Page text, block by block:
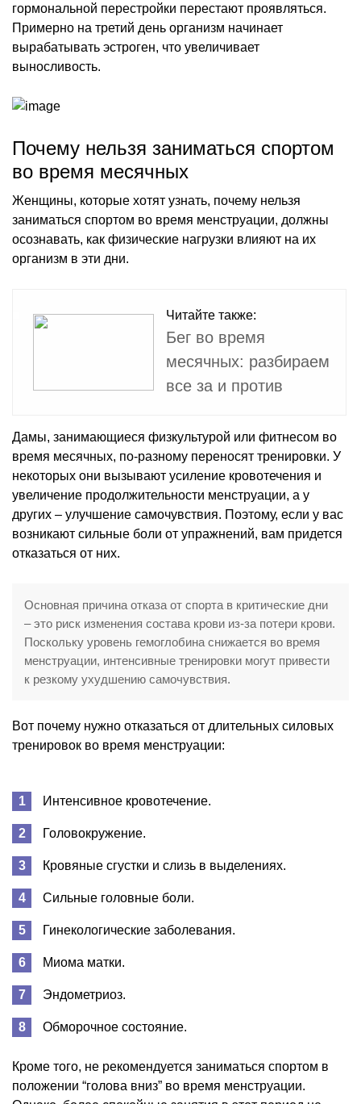
гормональной перестройки перестают проявляться.
Примерно на третий день организм начинает
вырабатывать эстроген, что увеличивает
выносливость.
Почему нельзя заниматься спортом
во время месячных
Женщины, которые хотят узнать, почему нельзя
заниматься спортом во время менструации, должны
осознавать, как физические нагрузки влияют на их
организм в эти дни.
Читайте также:
Бег во время
месячных: разбираем
все за и против
Дамы, занимающиеся физкультурой или фитнесом во
время месячных, по-разному переносят тренировки. У
некоторых они вызывают усиление кровотечения и
увеличение продолжительности менструации, а у
других – улучшение самочувствия. Поэтому, если у вас
возникают сильные боли от упражнений, вам придется
отказаться от них.
Основная причина отказа от спорта в критические дни
– это риск изменения состава крови из-за потери крови.
Поскольку уровень гемоглобина снижается во время
менструации, интенсивные тренировки могут привести
к резкому ухудшению самочувствия.
Вот почему нужно отказаться от длительных силовых
тренировок во время менструации:
Интенсивное кровотечение.
Головокружение.
Кровяные сгустки и слизь в выделениях.
Сильные головные боли.
Гинекологические заболевания.
Миома матки.
Эндометриоз.
Обморочное состояние.
Кроме того, не рекомендуется заниматься спортом в
положении “голова вниз” во время менструации.